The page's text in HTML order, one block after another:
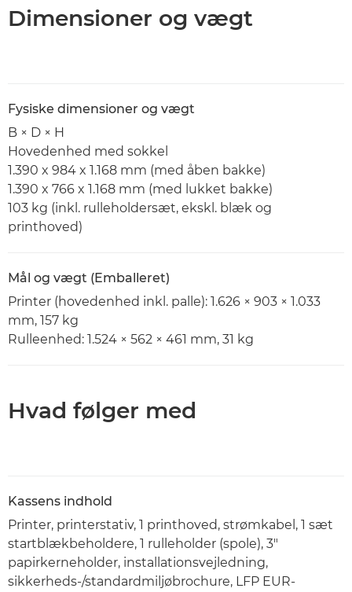
Dimensioner og vægt
Fysiske dimensioner og vægt
B × D × H
Hovedenhed med sokkel
1.390 x 984 x 1.168 mm (med åben bakke)
1.390 x 766 x 1.168 mm (med lukket bakke)
103 kg (inkl. rulleholdersæt, ekskl. blæk og
printhoved)
Mål og vægt (Emballeret)
Printer (hovedenhed inkl. palle): 1.626 × 903 × 1.033
mm, 157 kg
Rulleenhed: 1.524 × 562 × 461 mm, 31 kg
Hvad følger med
Kassens indhold
Printer, printerstativ, 1 printhoved, strømkabel, 1 sæt
startblækbeholdere, 1 rulleholder (spole), 3"
papirkerneholder, installationsvejledning,
sikkerheds-/standardmiljøbrochure, LFP EUR-